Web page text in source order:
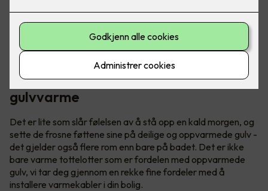
Ved å installere varmekabler får du en jevn og behagelig
varme som spres over hele gulvflaten, perfekt for
vinterkvelder i vårt over gjennomsnittet kalde land.
Få varmen i kalde tær med
gulvvarme
Det er lite som slår følelsen av å stå opp en kald morgen, og
sette de frosne føttene sine på deilige og oppvarmede gulv -
det gjelder også flere rom enn bare på badet. Det er ikke
bare varme tottelotter som er fordelen med oppvarmede
gulv, vi tar deg gjennom en rekke fine fordeler med å
installere varmekabler i din bolig.